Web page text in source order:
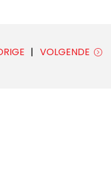
VOLGENDE